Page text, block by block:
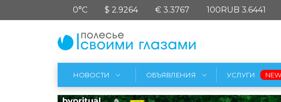
0°C $ 2.9264 € 3.3767 100RUB 3.6441
НОВОСТИ ОБЪЯВЛЕНИЯ УСЛУГИ